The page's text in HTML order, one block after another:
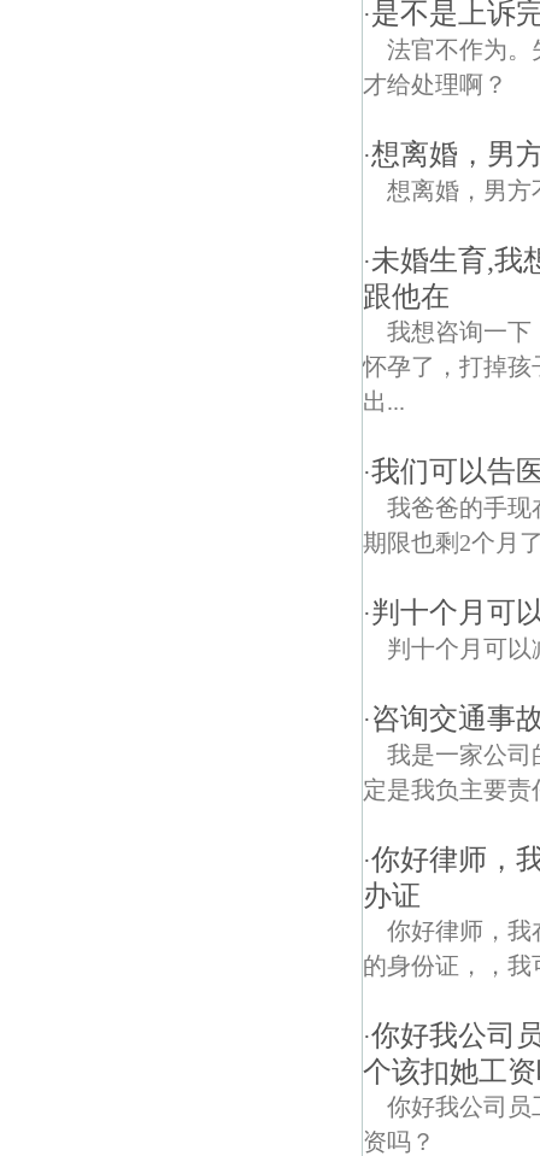
·是不是上诉
法官不作为。
才给处理啊？
·想离婚，男
想离婚，男方
·未婚生育,我
跟他在
我想咨询一下
怀孕了，打掉孩
出...
·我们可以告
我爸爸的手现
期限也剩2个月
·判十个月可
判十个月可以
·咨询交通事
我是一家公司
定是我负主要
·你好律师，
办证
你好律师，我
的身份证，，我
·你好我公司
个该扣她工
你好我公司员
资吗？